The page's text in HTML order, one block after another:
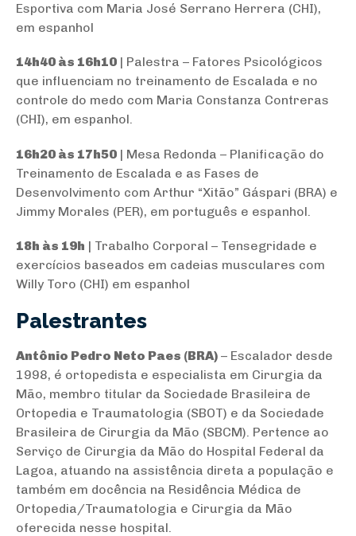
Esportiva com Maria José Serrano Herrera (CHI),
em espanhol
14h40 às 16h10 | Palestra – Fatores Psicológicos
que influenciam no treinamento de Escalada e no
controle do medo com Maria Constanza Contreras
(CHI), em espanhol.
16h20 às 17h50 | Mesa Redonda – Planificação do
Treinamento de Escalada e as Fases de
Desenvolvimento com Arthur “Xitão” Gáspari (BRA) e
Jimmy Morales (PER), em português e espanhol.
18h às 19h | Trabalho Corporal – Tensegridade e
exercícios baseados em cadeias musculares com
Willy Toro (CHI) em espanhol
Palestrantes
Antônio Pedro Neto Paes (BRA) – Escalador desde
1998, é ortopedista e especialista em Cirurgia da
Mão, membro titular da Sociedade Brasileira de
Ortopedia e Traumatologia (SBOT) e da Sociedade
Brasileira de Cirurgia da Mão (SBCM). Pertence ao
Serviço de Cirurgia da Mão do Hospital Federal da
Lagoa, atuando na assistência direta a população e
também em docência na Residência Médica de
Ortopedia/Traumatologia e Cirurgia da Mão
oferecida nesse hospital.